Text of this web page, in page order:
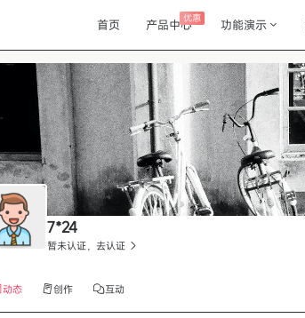
首页 产品中心优惠 功能演示
7*24
暂未认证，去认证
动态 创作 互动